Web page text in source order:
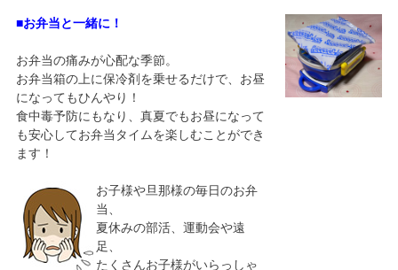
■お弁当と一緒に！
お弁当の痛みが心配な季節。
お弁当箱の上に保冷剤を乗せるだけで、お昼
になってもひんやり！
食中毒予防にもなり、真夏でもお昼になって
も安心してお弁当タイムを楽しむことができ
ます！
お子様や旦那様の毎日のお弁
当、
夏休みの部活、運動会や遠
足、
たくさんお子様がいらっしゃ